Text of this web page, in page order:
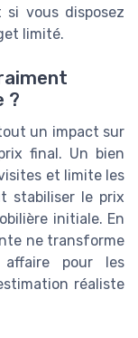
si vous disposez
limité.
?
un impact sur
final. Un bien
et limite les
stabiliser le prix
initiale. En
ne transforme
pour les
réaliste